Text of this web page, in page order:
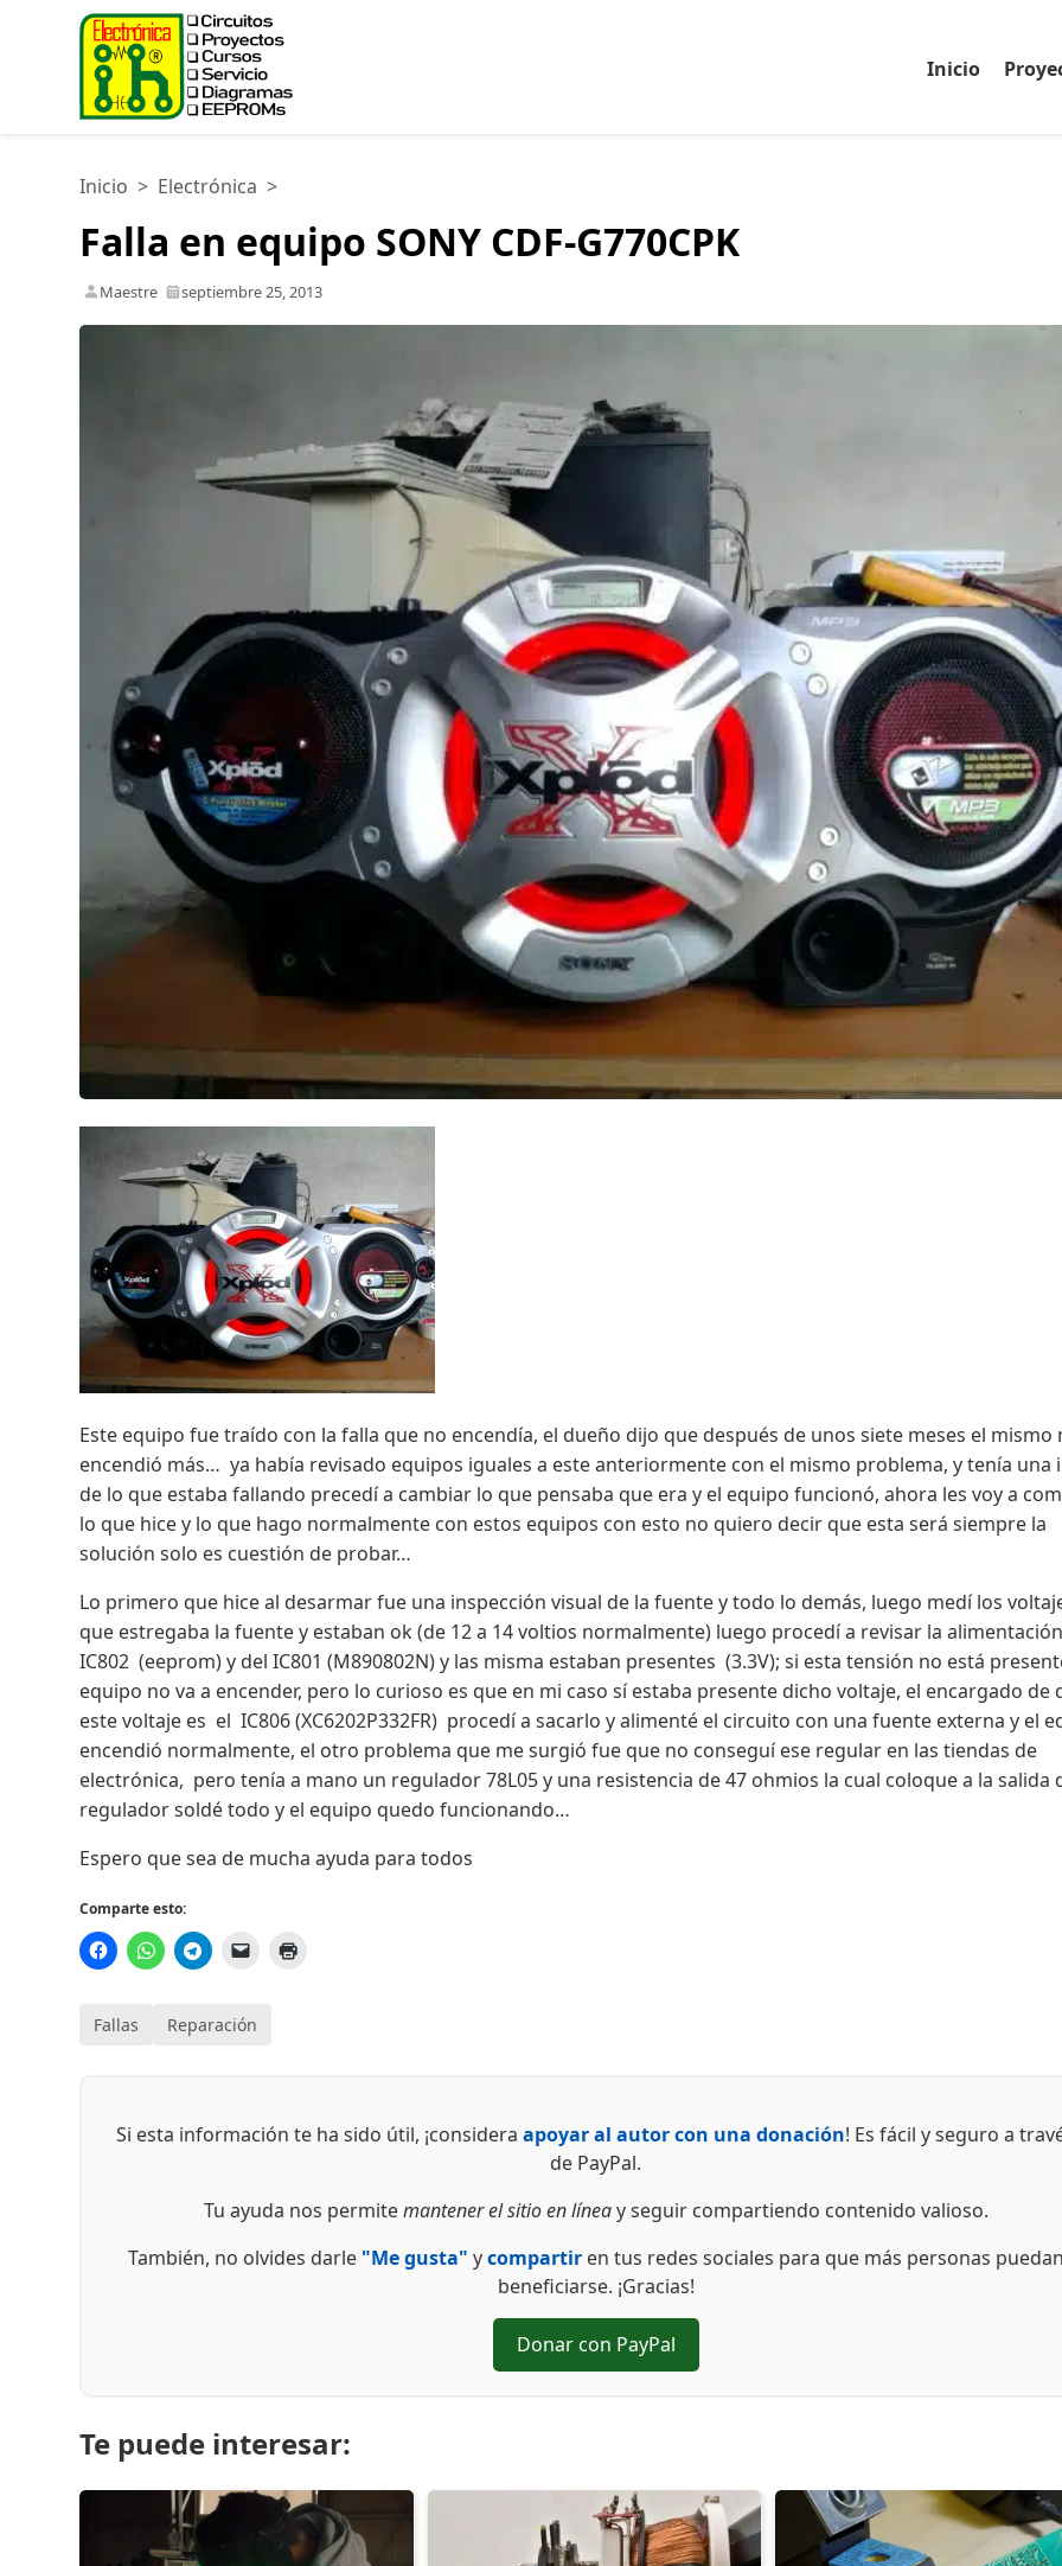
Inicio
Inicio > Electrónica >
Falla en equipo SONY CDF-G770CPK
Maestre septiembre 25, 2013
Este equipo fue traído con la falla que no encendía, el dueño dijo que después de unos siete meses el mismo
encendió más… ya había revisado equipos iguales a este anteriormente con el mismo problema, y tenía una
de lo que estaba fallando precedí a cambiar lo que pensaba que era y el equipo funcionó, ahora les voy a
lo que hice y lo que hago normalmente con estos equipos con esto no quiero decir que esta será siempre la
solución solo es cuestión de probar…
Lo primero que hice al desarmar fue una inspección visual de la fuente y todo lo demás, luego medí los
que estregaba la fuente y estaban ok (de 12 a 14 voltios normalmente) luego procedí a revisar la
IC802 (eeprom) y del IC801 (M890802N) y las misma estaban presentes (3.3V); si esta tensión no está
equipo no va a encender, pero lo curioso es que en mi caso sí estaba presente dicho voltaje, el encargado de
este voltaje es el IC806 (XC6202P332FR) procedí a sacarlo y alimenté el circuito con una fuente externa y el
encendió normalmente, el otro problema que me surgió fue que no conseguí ese regular en las tiendas de
electrónica, pero tenía a mano un regulador 78L05 y una resistencia de 47 ohmios la cual coloque a la salida
regulador soldé todo y el equipo quedo funcionando…
Espero que sea de mucha ayuda para todos
Comparte esto:
Fallas Reparación
Si esta información te ha sido útil, ¡consideraapoyar al autor con una donación! Es fácil y seguro a
de PayPal.
Tu ayuda nos permitemantener el sitio en líneay seguir compartiendo contenido valioso.
También, no olvides darle "Me gusta" ycompartiren tus redes sociales para que más personas
beneficiarse. ¡Gracias!
Donar con PayPal
Te puede interesar: